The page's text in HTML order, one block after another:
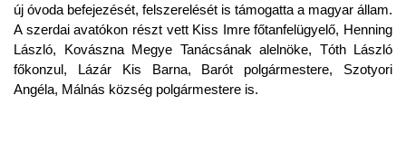
új óvoda befejezését, felszerelését is támogatta a magyar állam.
A szerdai avatókon részt vett Kiss Imre főtanfelügyelő, Henning
László, Kovászna Megye Tanácsának alelnöke, Tóth László
főkonzul, Lázár Kis Barna, Barót polgármestere, Szotyori
Angéla, Málnás község polgármestere is.